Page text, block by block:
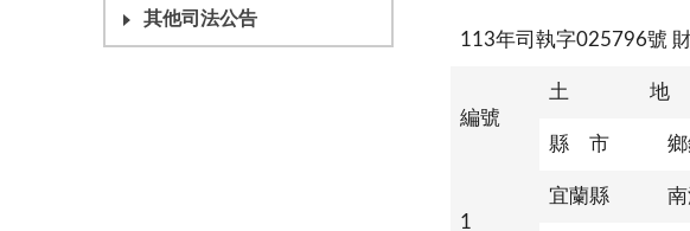
其他司法公告
113年司執字025796號
編號
土
縣 市
1
宜蘭縣